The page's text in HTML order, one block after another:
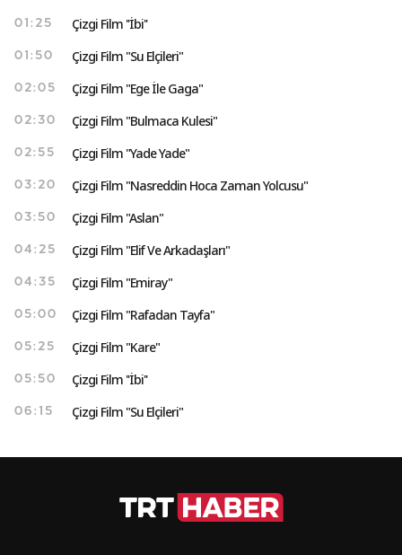
01:25 Çizgi Film ''İbi''
01:50 Çizgi Film "Su Elçileri"
02:05 Çizgi Film "Ege İle Gaga"
02:30 Çizgi Film "Bulmaca Kulesi"
02:55 Çizgi Film "Yade Yade"
03:20 Çizgi Film "Nasreddin Hoca Zaman Yolcusu"
03:50 Çizgi Film "Aslan"
04:25 Çizgi Film "Elif Ve Arkadaşları"
04:35 Çizgi Film "Emiray"
05:00 Çizgi Film "Rafadan Tayfa"
05:25 Çizgi Film "Kare"
05:50 Çizgi Film ''İbi''
06:15 Çizgi Film "Su Elçileri"